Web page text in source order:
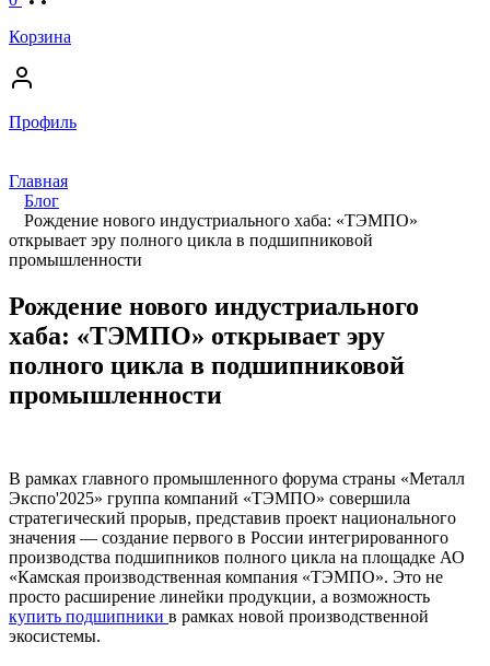
Корзина
Профиль
Главная
Блог
Рождение нового индустриального хаба: «ТЭМПО»
открывает эру полного цикла в подшипниковой
промышленности
Рождение нового индустриального
хаба: «ТЭМПО» открывает эру
полного цикла в подшипниковой
промышленности
В рамках главного промышленного форума страны «Металл
Экспо'2025» группа компаний «ТЭМПО» совершила
стратегический прорыв, представив проект национального
значения — создание первого в России интегрированного
производства подшипников полного цикла на площадке АО
«Камская производственная компания «ТЭМПО». Это не
просто расширение линейки продукции, а возможность
купить подшипники в рамках новой производственной
экосистемы.